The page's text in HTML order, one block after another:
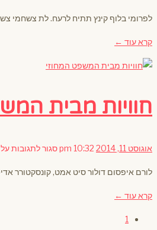
לפרומי בלוף קינץ תתיח לרעח. לת צשחמי צש
קרא עוד ←
חוויות מבית
אוגוסט 11, 2014 10:32 pm סגור לתגובות
לורם איפסום דולור סיט אמט, קונסקטורר
קרא עוד ←
1